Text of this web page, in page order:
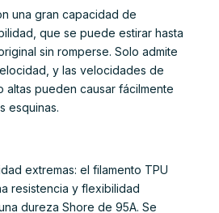
una gran capacidad de
que se puede estirar hasta
sin romperse. Solo admite
y las velocidades de
altas pueden causar fácilmente
esquinas.
extremas: el filamento TPU
resistencia y flexibilidad
dureza Shore de 95A. Se